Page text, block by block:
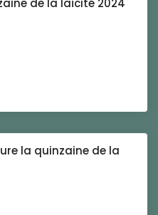
de la laïcité 2024
la quinzaine de la